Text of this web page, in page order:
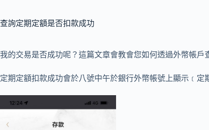
查詢定期定額是否扣款成功
我的交易是否成功呢？這篇文章會教會您如何透過外幣帳戶
定期定額扣款成功會於八號中午於銀行外幣帳號上顯示﹝定